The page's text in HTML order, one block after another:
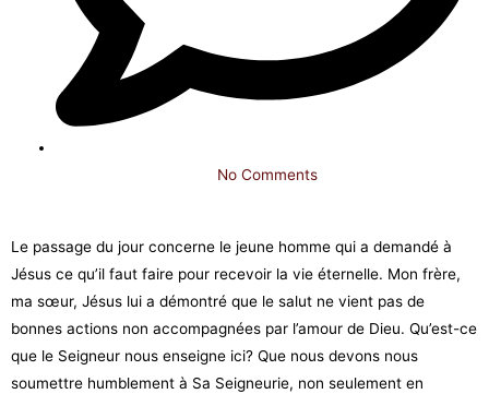
No Comments
Le passage du jour concerne le jeune homme qui a demandé à
Jésus ce qu’il faut faire pour recevoir la vie éternelle. Mon frère,
ma sœur, Jésus lui a démontré que le salut ne vient pas de
bonnes actions non accompagnées par l’amour de Dieu. Qu’est-ce
que le Seigneur nous enseigne ici? Que nous devons nous
soumettre humblement à Sa Seigneurie, non seulement en